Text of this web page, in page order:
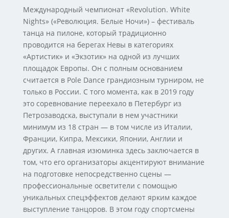
Международный чемпионат «Revolution. White
Nights» («Революция. Белые Ночи») – фестиваль
танца на пилоне, который традиционно
проводится на берегах Невы в категориях
«Артистик» и «Экзотик» на одной из лучших
площадок Европы. Он с полным основанием
считается в Pole Dance грандиозным турниром, не
только в России. С того момента, как в 2019 году
это соревнование переехало в Петербург из
Петрозаводска, выступали в нем участники
минимум из 18 стран — в том числе из Италии,
Франции, Кипра, Мексики, Японии, Англии и
других. А главная изюминка здесь заключается в
том, что его организаторы акцентируют внимание
на подготовке непосредственно сцены —
профессиональные осветители с помощью
уникальных спецэффектов делают ярким каждое
выступление танцоров. В этом году спортсмены